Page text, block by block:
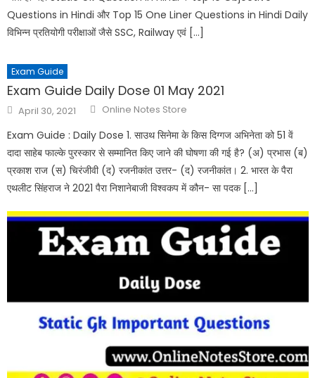
Questions in Hindi और Top 15 One Liner Questions in Hindi Daily
विभिन्न प्रतियोगी परीक्षाओं जैसे SSC, Railway एवं […]
Exam Guide
Exam Guide Daily Dose 01 May 2021
April 30, 2021 Online Notes Store
Exam Guide : Daily Dose 1. साउथ सिनेमा के किस दिग्गज अभिनेता को 51 वें
दादा साहेब फाल्के पुरस्कार से सम्मानित किए जाने की घोषणा की गई है? (अ) प्रभास (ब)
प्रकाश राज (स) चिरंजीवी (द) रजनीकांत उत्तर- (द) रजनीकांत। 2. भारत के पैरा
एथलीट सिंहराज ने 2021 पैरा निशानेबाजी विश्वकप में कौन- सा पदक […]